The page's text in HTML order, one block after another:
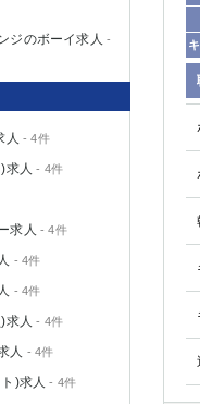
ジのボーイ求人 -
人 - 4件
求人 - 4件
求人 - 4件
- 4件
- 4件
求人 - 4件
人 - 4件
)求人 - 4件
群馬県